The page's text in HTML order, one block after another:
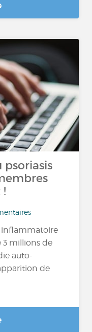
psoriasis
inflammatoire
3 millions de
auto-
de